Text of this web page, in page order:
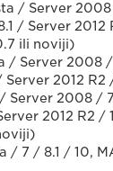
/ Server
/ Server 2012
ili noviji)
/ Server 2008
Server 2012 R2
/ Server 2008 /
2012 R2 /
/ 7 / 8.1 / 10,